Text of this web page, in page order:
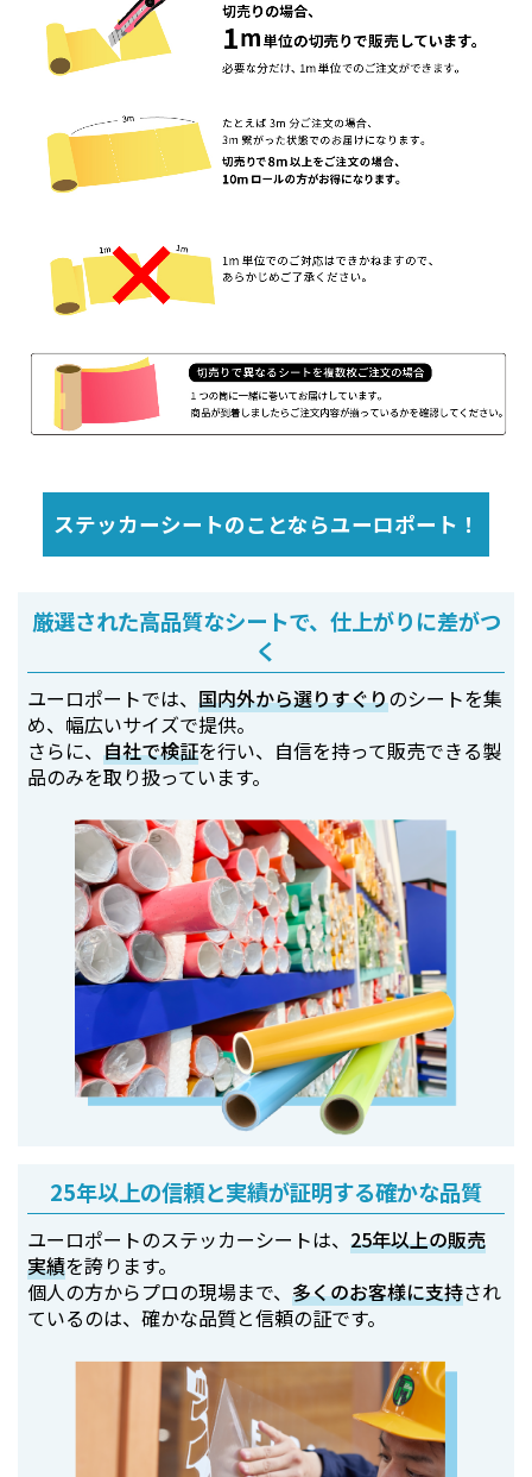
ステッカーシートのことならユーロポート！
厳選された高品質なシートで、仕上がりに差がつ
く
ユーロポートでは、国内外から選りすぐりのシートを集
め、幅広いサイズで提供。
さらに、自社で検証を行い、自信を持って販売できる製
品のみを取り扱っています。
25年以上の信頼と実績が証明する確かな品質
ユーロポートのステッカーシートは、25年以上の販売
実績を誇ります。
個人の方からプロの現場まで、多くのお客様に支持され
ているのは、確かな品質と信頼の証です。